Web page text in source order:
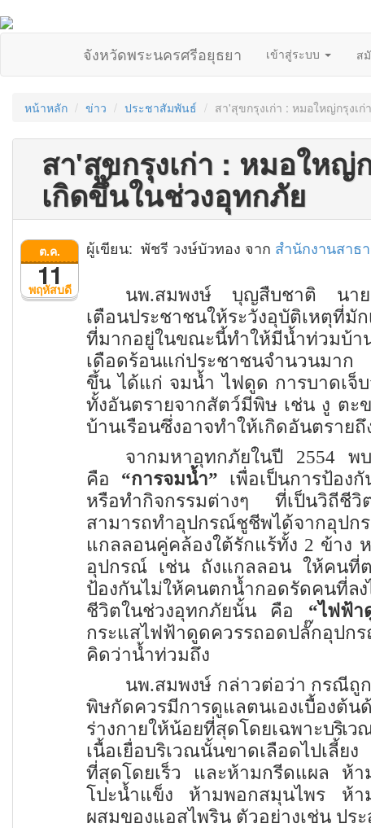
จังหวัดพระนครศรีอยุธยา เข้าสู่ระบบ ส
หน้าหลัก ข่าว ประชาสัมพันธ์ สา'สุขกรุงเก่า : หมอใหญ่กรุงเ
สา'สุขกรุงเก่า : หมอใหญ่
เกิดขึ้นในช่วงอุทกภัย
พฤหัสบดี
ต.ค.
11
ผู้เขียน: พัชรี วงษ์บัวทอง จาก สำนักงานสาธ
นพ.สมพงษ์ บุญสืบชาติ นายแ
เตือนประชาชนให้ระวังอุบัติเหตุ
ที่มากอยู่ในขณะนี้ทำให้มีน้ำท่วมบ้า
เดือดร้อนแก่ประชาชนจำนวนมาก
ขึ้น ได้แก่ จมน้ำ ไฟดูด การบาดเจ็
ทั้งอันตรายจากสัตว์มีพิษ เช่น งู ตะ
บ้านเรือนซึ่งอาจทำให้เกิดอันตราย
จากมหาอุทกภัยในปี 2554 พ
คือ “การจมน้ำ” เพื่อเป็นการป้อง
หรือทำกิจกรรมต่างๆ ที่เป็นวิถี
สามารถทำอุปกรณ์ชูชีพได้จากอุป
แกลลอนคู่คล้องใต้รักแร้ทั้ง 2 ข้าง
อุปกรณ์ เช่น ถังแกลลอน ให้คนที่ต
ป้องกันไม่ให้คนตกน้ำกอดรัดคนที่ล
ชีวิตในช่วงอุทกภัยนั้น คือ “ไฟฟ้า
กระแสไฟฟ้าดูดควรรถอดปลั๊กอุปก
คิดว่าน้ำท่วมถึง
นพ.สมพงษ์ กล่าวต่อว่า กรณีถู
พิษกัดควรมีการดูแลตนเองเบื้องต้
ร่างกายให้น้อยที่สุดโดยเฉพาะบริเว
เนื้อเยื่อบริเวณนั้นขาดเลือดไปเลี้
ที่สุดโดยเร็ว และห้ามกรีดแผล ห้
โปะน้ำแข็ง ห้ามพอกสมุนไพร ห้า
ผสมของแอสไพริน ตัวอย่างเช่น ปร